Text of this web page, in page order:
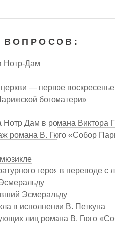
ВОПРОСОВ:
Нотр-Дам
церкви — первое
богоматери»
Нотр Дам в романа Виктора
романа В. Гюго «Собор
героя в переводе с
Эсмеральду
в исполнении В. Петкуна
лиц романа В. Гюго